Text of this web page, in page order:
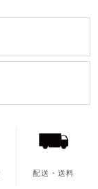
配送・送料